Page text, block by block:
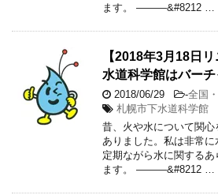
ます。 ———&#8212 …
【2018年3月18日
水道科学館はバー
2018/06/29 -全国
札幌市下水道科学館
昔、火や水について関
ありました。私は非常
定期ながら水に関する
ます。 ———&#8212 …